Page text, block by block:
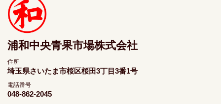
浦和中央青果市場株式会社
住所
埼玉県さいたま市桜区桜田3丁目3番1号
電話番号
048-862-2045